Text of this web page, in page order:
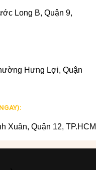
Long B, Quận 9,
Hưng Lợi, Quận
Xuân, Quận 12, TP.HCM